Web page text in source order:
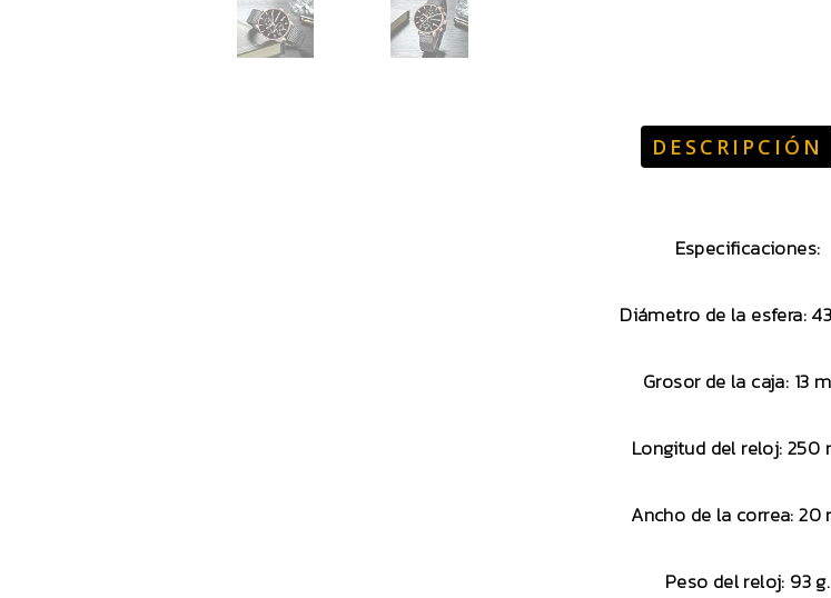
DESCRIPCIÓN
Especificaciones:
Diámetro de la esfera:
Grosor de la caja: 13
Longitud del reloj: 250
Ancho de la correa: 20
Peso del reloj: 93 g.